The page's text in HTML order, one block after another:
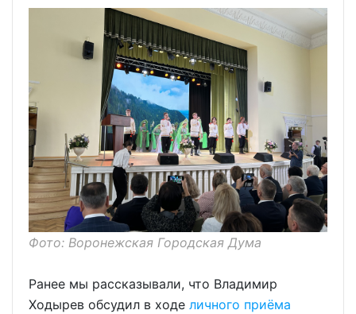
Фото: Воронежская Городская Дума
Ранее мы рассказывали, что Владимир
Ходырев обсудил в ходе личного приёма